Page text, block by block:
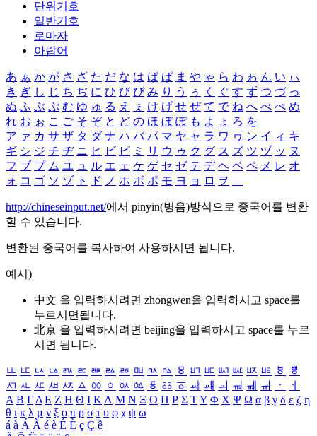
단위기호
일반기호
로마자
아랍어
あ ぁ か が さ ざ た だ な は ば ぱ ま や ゃ ら わ ゎ ん い ぃ
き ぎ し じ ち ぢ に ひ び ぴ み り う ぅ く ぐ す ず つ づ っ
ぬ ふ ぶ ぷ む ゆ ゅ る え ぇ け げ せ ぜ て で ね へ べ ぺ め
れ お ぉ こ ご そ ぞ と ど の ほ ぼ ぽ も よ ょ ろ を
ア ァ カ サ ザ タ ダ ナ ハ バ パ マ ヤ ャ ラ ワ ヮ ン イ ィ キ
ギ シ ジ チ ヂ ニ ヒ ビ ピ ミ リ ウ ゥ ク グ ス ズ ツ ヅ ッ ヌ
フ ブ プ ム ユ ュ ル エ ェ ケ ゲ セ ゼ テ デ ヘ ベ ペ メ レ オ
ォ コ ゴ ソ ゾ ト ド ノ ホ ボ ポ モ ヨ ョ ロ ヲ ―
http://chineseinput.net/에서 pinyin(병음)방식으로 중국어를 변환
할 수 있습니다.
변환된 중국어를 복사하여 사용하시면 됩니다.
예시)
中文 을 입력하시려면 zhongwen을 입력하시고 space를
누르시면됩니다.
北京 을 입력하시려면 beijing을 입력하시고 space를 누르
시면 됩니다.
ㅥ ㅦ ㅧ ㅨ ㅩ ㅪ ㅫ ㅬ ㅭ ㅮ ㅯ ㅰ ㅱ ㅲ ㅳ ㅴ ㅵ ㅶ ㅷ ㅸ
ㅹ
ㅺ ㅻ ㅼ ㅽ ㅾ ㅿ ㆀ ㆁ ㆂ ㆃ ㆄ ㆅ ㆆ ㆇ ㆈ ㆉ ㆊ ㆋ ㆌ ㆍ
ㆎ
Α Β ΓΔ Ε Ζ Η Θ Ι ΚΛ Μ Ν Ξ Ο Π Ρ Σ ΤΥ Φ Χ Ψ Ω α β γ δ ε ζ η
θ ι κ λ μ ν ξ ο π ρ σ τ υ φ χ ψ ω
á à Á À é è É È ç Ç ê